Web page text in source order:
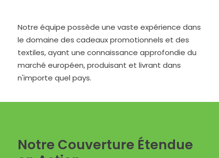
Notre équipe possède une vaste expérience dans
le domaine des cadeaux promotionnels et des
textiles, ayant une connaissance approfondie du
marché européen, produisant et livrant dans
n'importe quel pays.
Notre Couverture Étendue